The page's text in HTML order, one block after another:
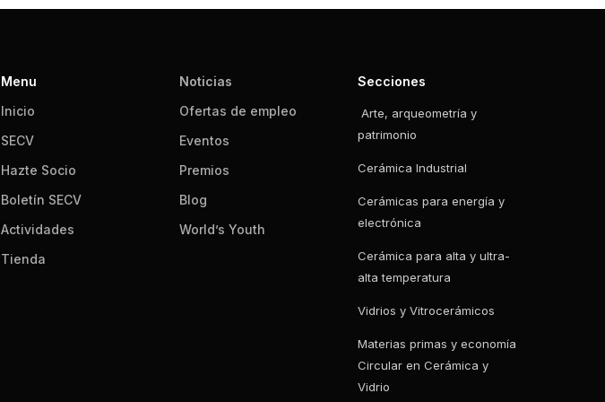
Menu
Inicio
SECV
Hazte Socio
Boletín SECV
Actividades
Tienda
Noticias
Ofertas de empleo
Eventos
Premios
Blog
World’s Youth
Secciones
Arte, arqueometría y
patrimonio
Cerámica Industrial
Cerámicas para energía y
electrónica
Cerámica para alta y ultra-
alta temperatura
Vidrios y Vitrocerámicos
Materias primas y economía
Circular en Cerámica y
Vidrio